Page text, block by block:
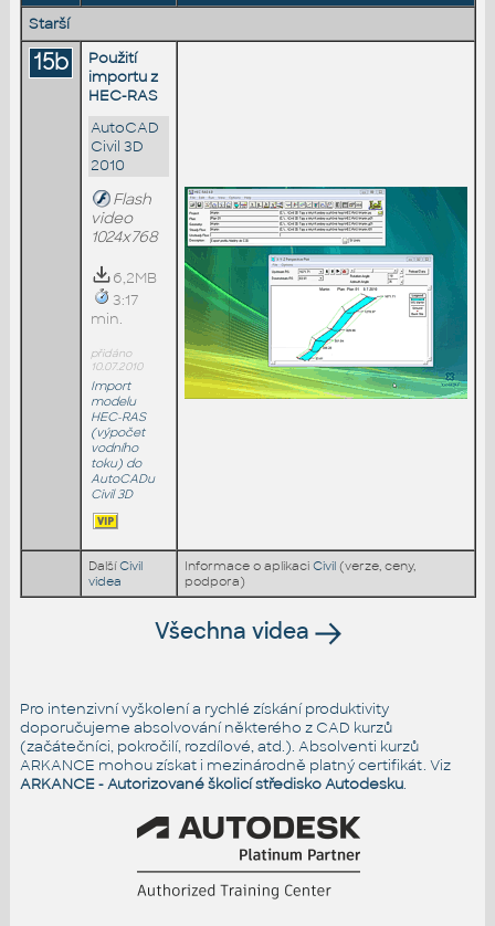
Starší
15b
Použití
importu z
HEC-RAS
AutoCAD
Civil 3D
2010
Flash
video
1024x768
6,2MB
3:17
min.
přidáno
10.07.2010
Import
modelu
HEC-RAS
(výpočet
vodního
toku) do
AutoCADu
Civil 3D
DalšíCivil
videa
Informace o aplikaci Civil(verze, ceny,
podpora)
Všechna videa
Pro intenzivní vyškolení a rychlé získání produktivity
doporučujeme absolvování některého z CAD kurzů
(začátečníci, pokročilí, rozdílové, atd.). Absolventi kurzů
ARKANCE mohou získat i mezinárodně platný certifikát. Viz
ARKANCE - Autorizované školicí středisko Autodesku.